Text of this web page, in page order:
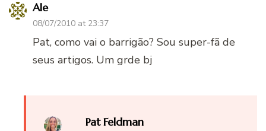
Ale
08/07/2010 at 23:37
Pat, como vai o barrigão? Sou super-fã de
seus artigos. Um grde bj
Pat Feldman